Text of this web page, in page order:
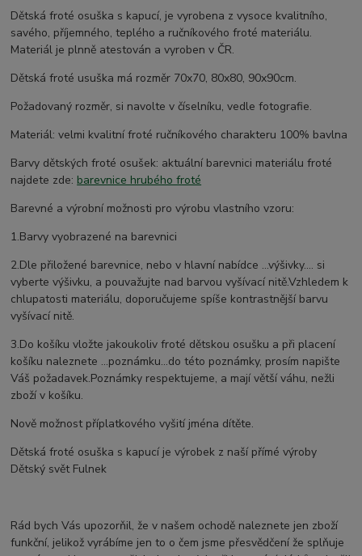
Dětská froté osuška s kapucí, je vyrobena z vysoce kvalitního,
savého, příjemného, teplého a ručníkového froté materiálu.
Materiál je plnně atestován a vyroben v ČR.
Dětská froté usuška má rozměr 70x70, 80x80, 90x90cm.
Požadovaný rozměr, si navolte v číselníku, vedle fotografie.
Materiál: velmi kvalitní froté ručníkového charakteru 100% bavlna
Barvy dětských froté osušek: aktuální barevnici materiálu froté
najdete zde: barevnice hrubého froté
Barevné a výrobní možnosti pro výrobu vlastního vzoru:
1.Barvy vyobrazené na barevnici
2.Dle přiložené barevnice, nebo v hlavní nabídce ...výšivky.... si
vyberte výšivku, a pouvažujte nad barvou vyšívací nitě.Vzhledem k
chlupatosti materiálu, doporučujeme spíše kontrastnější barvu
vyšívací nitě.
3.Do košíku vložte jakoukoliv froté dětskou osušku a při placení
košíku naleznete ...poznámku...do této poznámky, prosím napište
Váš požadavek.Poznámky respektujeme, a mají větší váhu, nežli
zboží v košíku.
Nově možnost příplatkového vyšití jména dítěte.
Dětská froté osuška s kapucí je výrobek z naší přímé výroby
Dětský svět Fulnek
Rád bych Vás upozorňil, že v našem ochodě naleznete jen zboží
funkční, jelikož vyrábíme jen to o čem jsme přesvědčení že splňuje